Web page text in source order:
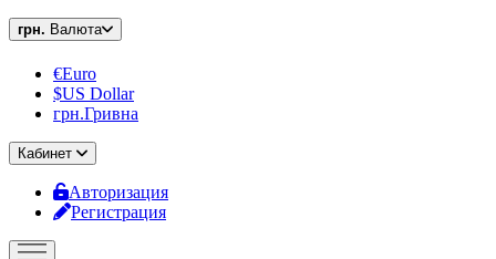
грн. Валюта
€Euro
$US Dollar
грн.Гривна
Кабинет
Авторизация
Регистрация